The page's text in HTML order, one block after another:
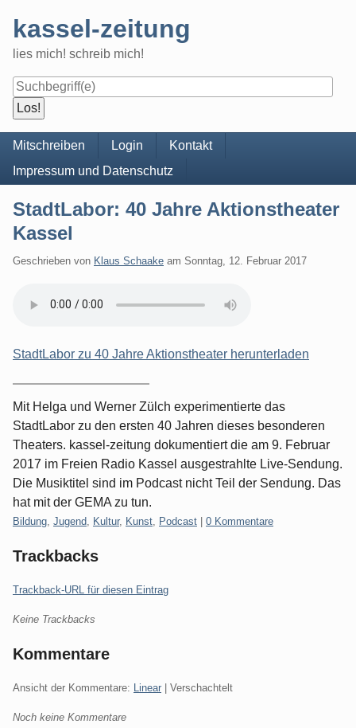
content
kassel-zeitung
lies mich! schreib mich!
Navigation
Mitschreiben Login
Kontakt
Impressum und Datenschutz
StadtLabor: 40 Jahre Aktionstheater
Kassel
Geschrieben von Klaus Schaake am Sonntag, 12. Februar 2017
StadtLabor zu 40 Jahre Aktionstheater herunterladen
Mit Helga und Werner Zülch experimentierte das
StadtLabor zu den ersten 40 Jahren dieses besonderen
Theaters. kassel-zeitung dokumentiert die am 9. Februar
2017 im Freien Radio Kassel ausgestrahlte Live-Sendung.
Die Musiktitel sind im Podcast nicht Teil der Sendung. Das
hat mit der GEMA zu tun.
Kategorien:
Bildung Jugend Kultur, Kunst Podcast 0 Kommentare
Trackbacks
Trackback-URL für diesen Eintrag
Keine Trackbacks
Kommentare
Ansicht der Kommentare: Linear | Verschachtelt
Noch keine Kommentare